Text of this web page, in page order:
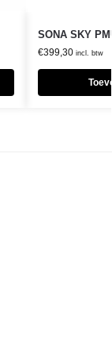
SONA SKY
€399,30 incl. btw